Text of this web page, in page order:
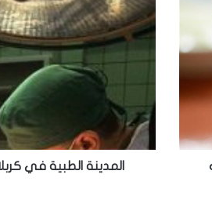
كربلاء..
استئصال
ورقبة
امرأة
كبيرة!
المدينة الطبية في